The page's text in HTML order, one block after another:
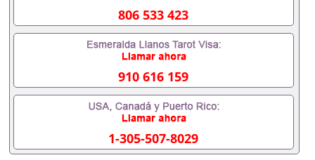
证成绩单，学校，专业，学位，毕业时间都可以根据
客户要求安排。 国内找工作假的毕业证可以用吗
551190476假的毕业证成绩单可以办学历认证吗
551190476要定居国外需要办理什么材料551190476
入职事业单位/国企假的毕业证会查吗551190476入职
国企/事业单位需要些什么材料551190476办理假毕业
证在国内能用吗, 挂科拿不到毕业证怎么办, 毕业证丢
了怎么办, 没有正常毕业怎么办理毕业证,没毕业可以
办学历认证吗,您是否因为中途辍学、挂科而没有正常
毕业551190476您是否因为递交材料不齐而被拒之门
外551190476您是否因没正常毕业而导致回国得不到
806 533 423
910 616 159
1-305-507-8029